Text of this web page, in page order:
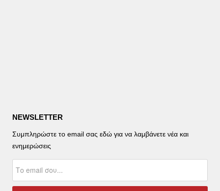
NEWSLETTER
Συμπληρώστε το email σας εδώ για να λαμβάνετε νέα και
ενημερώσεις